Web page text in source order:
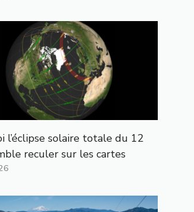
l’éclipse solaire totale du 12
reculer sur les cartes